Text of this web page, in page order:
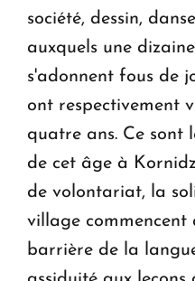
société, dessin,
auxquels une
s'adonnent fous de
ont respectivement
quatre ans. Ce sont
de cet âge à
de volontariat, la
village commencent
barrière de la